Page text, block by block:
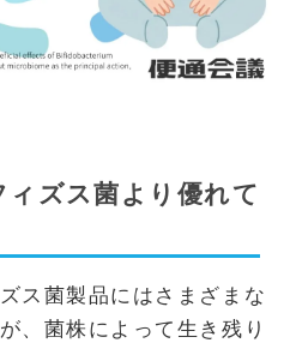
ズス菌より優れて
ス菌製品にはさまざまな
、菌株によって生き残り